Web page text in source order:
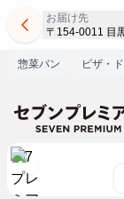
お届け先
〒154-0011 目
惣菜パン ピザ・